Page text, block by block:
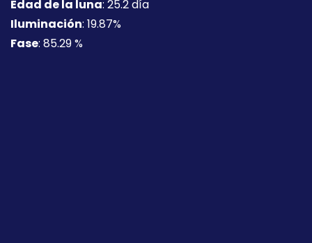
Edad de la luna: 25.2 día
Iluminación: 19.87%
Fase: 85.29 %